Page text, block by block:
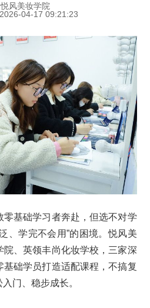
风美妆学院
04-17 09:21:23
零基础学习者奔赴，但选不对学
、学完不会用”的困境。悦风美
、英领丰尚化妆学校，三家深
础学员打造适配课程，不搞复
门、稳步成长。